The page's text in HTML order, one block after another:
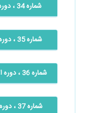
شماره 34 ، دوره دوم ، سال چهارم ، بهار 1400
شماره 35 ، دوره سوم ، سال چهارم ، بهار 1400
شماره 36 ، دوره اول ، سال چهارم ، تابستان 1400
شماره 37 ، دوره اول ، سال چهارم ، پاییز 1400